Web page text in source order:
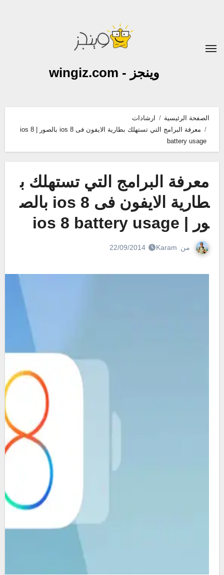
وينجز - wingiz.com
الصفحة الرئيسية
ارشادات
معرفة البرامج التي تستهلك بطارية الايفون فى ios 8 بالصور | ios 8
battery usage
معرفة البرامج التي تستهلك ب
طارية الايفون فى ios 8 بالص
ور | ios 8 battery usage
من Karam
22/09/2014